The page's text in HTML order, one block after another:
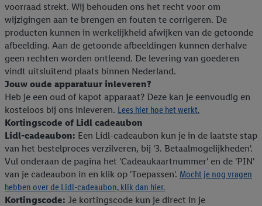
voorraad strekt. Wij behouden ons het recht voor om
wijzigingen aan te brengen en fouten te corrigeren. De
producten kunnen in werkelijkheid afwijken van de getoonde
afbeelding. Aan de getoonde afbeeldingen kunnen derhalve
geen rechten worden ontleend. De levering van goederen
vindt uitsluitend plaats binnen Nederland.
Jouw oude apparatuur inleveren?
Heb je een oud of kapot apparaat? Deze kan je eenvoudig en
kosteloos bij ons inleveren. Lees hier hoe het werkt.
Kortingscode of Lidl cadeaubon
Lidl-cadeaubon: Een Lidl-cadeaubon kun je in de laatste stap
van het bestelproces verzilveren, bij '3. Betaalmogelijkheden'.
Vul onderaan de pagina het 'Cadeaukaartnummer' en de 'PIN'
van je cadeaubon in en klik op 'Toepassen'. Mocht je nog vragen
hebben over de Lidl-cadeaubon, klik dan hier.
Kortingscode: Je kortingscode kun je direct in je